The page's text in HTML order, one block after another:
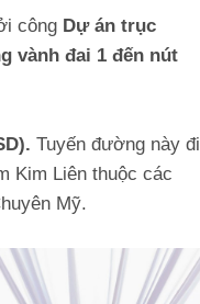
công Dự án trục
vành đai 1 đến nút
Tuyến đường này đi
Kim Liên thuộc các
Mỹ.